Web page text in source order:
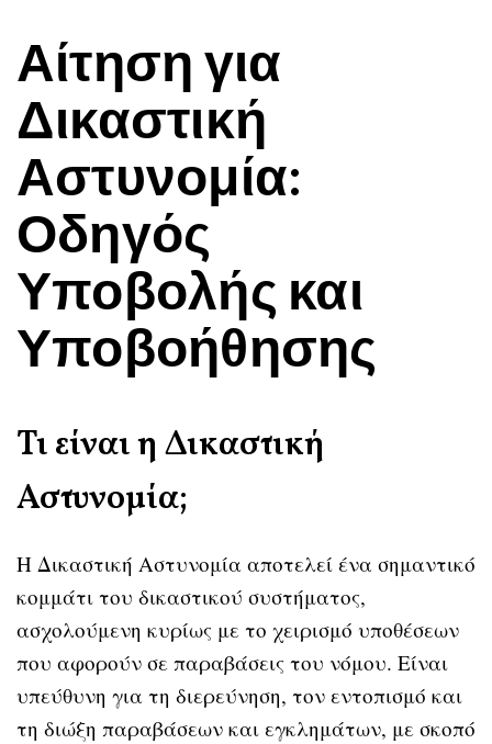
Αίτηση για
Δικαστική
Αστυνομία:
Οδηγός
Υποβολής και
Υποβοήθησης
Τι είναι η Δικαστική
Αστυνομία;
Η Δικαστική Αστυνομία αποτελεί ένα σημαντικό
κομμάτι του δικαστικού συστήματος,
ασχολούμενη κυρίως με το χειρισμό υποθέσεων
που αφορούν σε παραβάσεις του νόμου. Είναι
υπεύθυνη για τη διερεύνηση, τον εντοπισμό και
τη διώξη παραβάσεων και εγκλημάτων, με σκοπό